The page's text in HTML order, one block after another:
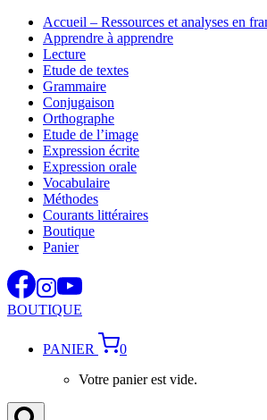
Aller
contenu
Accueil – Ressources et analyses en
Apprendre à apprendre
Lecture
Etude de textes
Grammaire
Conjugaison
Orthographe
Etude de l’image
Expression écrite
Expression orale
Vocabulaire
Méthodes
Courants littéraires
Boutique
Panier
BOUTIQUE
PANIER
0
Votre panier est vide.